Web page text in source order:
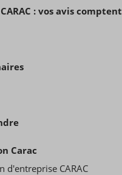
: vos avis comptent
Carac
d'entreprise CARAC